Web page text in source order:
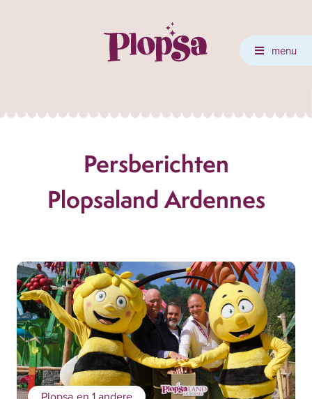
menu
Persberichten
Plopsaland Ardennes